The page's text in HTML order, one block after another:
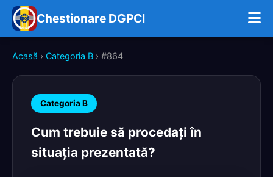
Chestionare DGPCI
Acasă › Categoria B › #864
Categoria B
Cum trebuie să procedaţi în
situaţia prezentată?